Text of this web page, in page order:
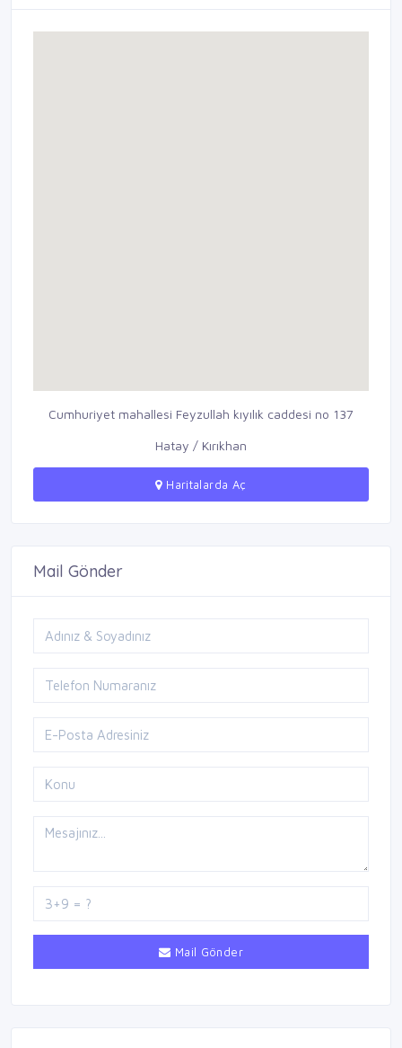
Cumhuriyet mahallesi Feyzullah kıyılık caddesi no 137
Hatay / Kırıkhan
Haritalarda Aç
Mail Gönder
Mail Gönder